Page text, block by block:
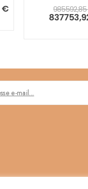
€ 985592,85